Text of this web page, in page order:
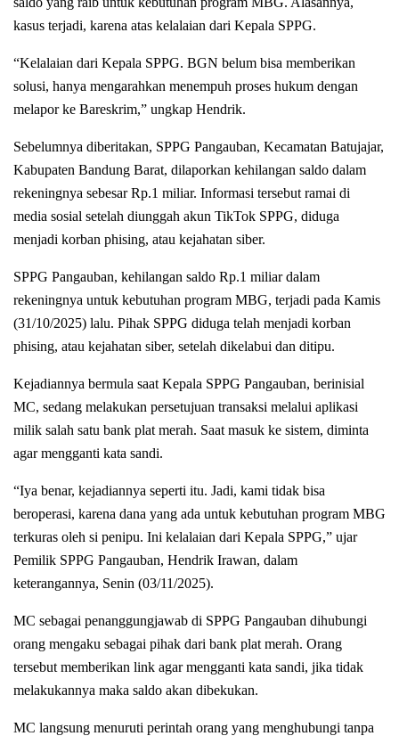
kasus terjadi, karena atas kelalaian dari Kepala SPPG.
“Kelalaian dari Kepala SPPG. BGN belum bisa memberikan
solusi, hanya mengarahkan menempuh proses hukum dengan
melapor ke Bareskrim,” ungkap Hendrik.
Sebelumnya diberitakan, SPPG Pangauban, Kecamatan Batujajar,
Kabupaten Bandung Barat, dilaporkan kehilangan saldo dalam
rekeningnya sebesar Rp.1 miliar. Informasi tersebut ramai di
media sosial setelah diunggah akun TikTok SPPG, diduga
menjadi korban phising, atau kejahatan siber.
SPPG Pangauban, kehilangan saldo Rp.1 miliar dalam
rekeningnya untuk kebutuhan program MBG, terjadi pada Kamis
(31/10/2025) lalu. Pihak SPPG diduga telah menjadi korban
phising, atau kejahatan siber, setelah dikelabui dan ditipu.
Kejadiannya bermula saat Kepala SPPG Pangauban, berinisial
MC, sedang melakukan persetujuan transaksi melalui aplikasi
milik salah satu bank plat merah. Saat masuk ke sistem, diminta
agar mengganti kata sandi.
“Iya benar, kejadiannya seperti itu. Jadi, kami tidak bisa
beroperasi, karena dana yang ada untuk kebutuhan program MBG
terkuras oleh si penipu. Ini kelalaian dari Kepala SPPG,” ujar
Pemilik SPPG Pangauban, Hendrik Irawan, dalam
keterangannya, Senin (03/11/2025).
MC sebagai penanggungjawab di SPPG Pangauban dihubungi
orang mengaku sebagai pihak dari bank plat merah. Orang
tersebut memberikan link agar mengganti kata sandi, jika tidak
melakukannya maka saldo akan dibekukan.
MC langsung menuruti perintah orang yang menghubungi tanpa